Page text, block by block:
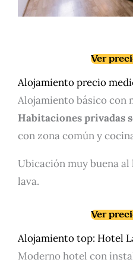
Ver
Alojamiento precio
Alojamiento básico con
Habitaciones privadas
con zona común y
Ubicación muy buena al
lava.
Ver
Alojamiento top: Hotel
Moderno hotel con